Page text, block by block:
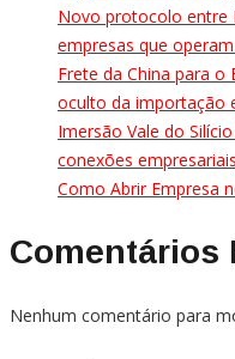
Novo protocolo entre
empresas que
Frete da China para
oculto da importação
Imersão Vale do
conexões empresariais
Como Abrir Empresa
Comentários
Nenhum comentário para